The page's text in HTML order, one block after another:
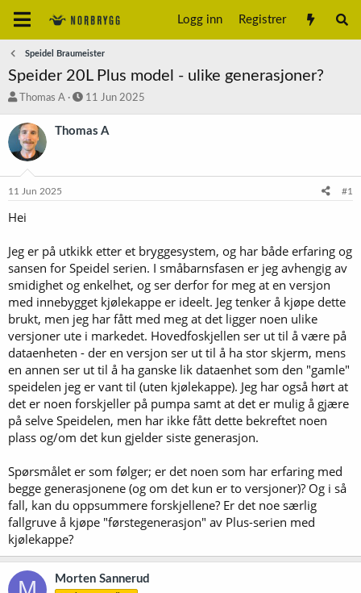
Logg inn Registrer
Speidel Braumeister
Speider 20L Plus model - ulike generasjoner?
T
å
d
s
t
Thomas A
S
a
11 Jun 2025
Thomas A
11 Jun 2025 #1
Hei
Jeg er på utkikk etter et bryggesystem, og har både erfaring og
sansen for Speidel serien. I småbarnsfasen er jeg avhengig av
smidighet og enkelhet, og ser derfor for meg at en versjon
med innebygget kjølekappe er ideelt. Jeg tenker å kjøpe dette
brukt, men jeg har fått med meg at det ligger noen ulike
versjoner ute i markedet. Hovedfoskjellen ser ut til å være på
dataenheten - der en versjon ser ut til å ha stor skjerm, mens
en annen ser ut til å ha ganske lik dataenhet som den "gamle"
speidelen jeg er vant til (uten kjølekappe). Jeg har også hørt at
det er noen forskjeller på pumpa samt at det er mulig å gjære
på selve Speidelen, men har ikke fått dette bekreftet noen
plass og/om det kun gjelder siste generasjon.
Spørsmålet er som følger; er det noen som har erfaring med
begge generasjonene (og om det kun er to versjoner)? Og i så
fall, kan du oppsummere forskjellene? Er det noe særlig
fallgruve å kjøpe "førstegenerasjon" av Plus-serien med
kjølekappe?
Morten Sannerud